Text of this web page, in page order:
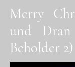
Merry
und
Beholder 2)